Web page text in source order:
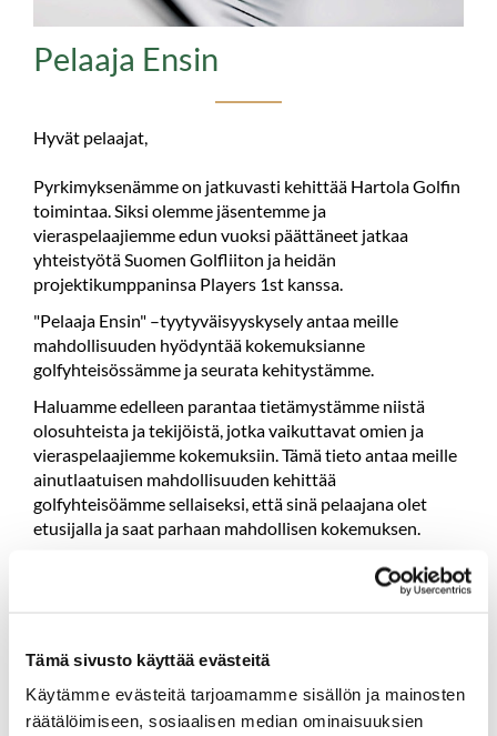
Tämä sivusto käyttää evästeitä
Käytämme evästeitä tarjoamamme sisällön ja mainosten
räätälöimiseen, sosiaalisen median ominaisuuksien
Pelaaja Ensin
Hyvät pelaajat,
Pyrkimyksenämme on jatkuvasti kehittää Hartola Golfin
toimintaa. Siksi olemme jäsentemme ja
vieraspelaajiemme edun vuoksi päättäneet jatkaa
yhteistyötä Suomen Golfliiton ja heidän
projektikumppaninsa Players 1st kanssa.
"Pelaaja Ensin" –tyytyväisyyskysely antaa meille
mahdollisuuden hyödyntää kokemuksianne
golfyhteisössämme ja seurata kehitystämme.
Haluamme edelleen parantaa tietämystämme niistä
olosuhteista ja tekijöistä, jotka vaikuttavat omien ja
vieraspelaajiemme kokemuksiin. Tämä tieto antaa meille
ainutlaatuisen mahdollisuuden kehittää
golfyhteisöämme sellaiseksi, että sinä pelaajana olet
etusijalla ja saat parhaan mahdollisen kokemuksen.
Kyselyn teknisestä toteutuksesta vastaa Golfliiton
käytetä muuhun kuin kyselyn toteuttamiseen ja
toiminnan kehittämiseen eikä niitä anneta eteenpäin
muille osapuolille.